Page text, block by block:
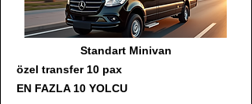
Standart Minivan
özel transfer 10 pax
EN FAZLA 10 YOLCU